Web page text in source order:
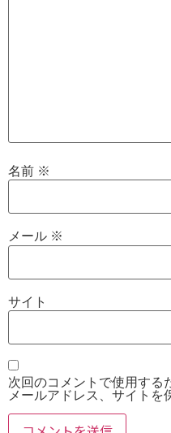
名前 ※
メール ※
サイト
次回のコメントで使用する
メールアドレス、サイトを